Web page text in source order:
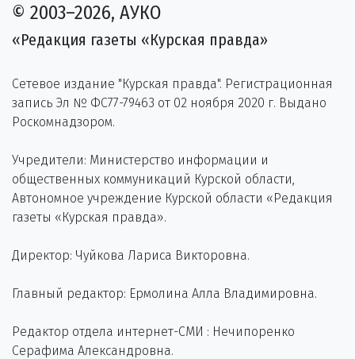
© 2003–2026, АУКО
«Редакция газеты «Курская правда»
Сетевое издание "Курская правда". Регистрационная
запись Эл № ФС77-79463 от 02 ноября 2020 г. Выдано
Роскомнадзором.
Учредители: Министерство информации и
общественных коммуникаций Курской области,
Автономное учреждение Курской области «Редакция
газеты «Курская правда».
Директор: Чуйкова Лариса Викторовна.
Главный редактор: Ермолина Алла Владимировна.
Редактор отдела интернет-СМИ : Нечипоренко
Серафима Александровна.